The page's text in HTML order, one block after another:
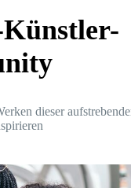
Künstler-
dieser